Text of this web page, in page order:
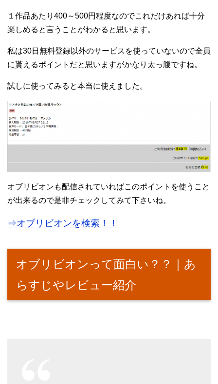
１作品あたり400～500円程度なのでこれだけあれば十分
楽しめると言うことがわかると思います。
私は30日無料登録以外のサービスを使っていないので全員
に貰えるポイントだと思いますがかなり太っ腹ですね。
試しに使ってみると本当に使えました。
オブリビオンも配信されていればこのポイントを使うこと
が出来るので是非チェックしてみて下さいね。
⇒オブリビオンを検索！！
オブリビオンって面白い？？｜あ
らすじやレビュー紹介